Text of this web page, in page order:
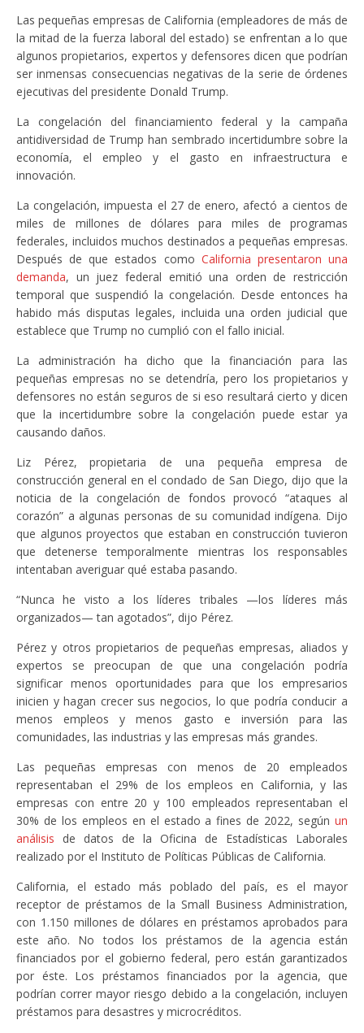
Las pequeñas empresas de California (empleadores de más de
la mitad de la fuerza laboral del estado) se enfrentan a lo que
algunos propietarios, expertos y defensores dicen que podrían
ser inmensas consecuencias negativas de la serie de órdenes
ejecutivas del presidente Donald Trump.
La congelación del financiamiento federal y la campaña
antidiversidad de Trump han sembrado incertidumbre sobre la
economía, el empleo y el gasto en infraestructura e
innovación.
La congelación, impuesta el 27 de enero, afectó a cientos de
miles de millones de dólares para miles de programas
federales, incluidos muchos destinados a pequeñas empresas.
Después de que estados como California presentaron una
demanda, un juez federal emitió una orden de restricción
temporal que suspendió la congelación. Desde entonces ha
habido más disputas legales, incluida una orden judicial que
establece que Trump no cumplió con el fallo inicial.
La administración ha dicho que la financiación para las
pequeñas empresas no se detendría, pero los propietarios y
defensores no están seguros de si eso resultará cierto y dicen
que la incertidumbre sobre la congelación puede estar ya
causando daños.
Liz Pérez, propietaria de una pequeña empresa de
construcción general en el condado de San Diego, dijo que la
noticia de la congelación de fondos provocó “ataques al
corazón” a algunas personas de su comunidad indígena. Dijo
que algunos proyectos que estaban en construcción tuvieron
que detenerse temporalmente mientras los responsables
intentaban averiguar qué estaba pasando.
“Nunca he visto a los líderes tribales —los líderes más
organizados— tan agotados”, dijo Pérez.
Pérez y otros propietarios de pequeñas empresas, aliados y
expertos se preocupan de que una congelación podría
significar menos oportunidades para que los empresarios
inicien y hagan crecer sus negocios, lo que podría conducir a
menos empleos y menos gasto e inversión para las
comunidades, las industrias y las empresas más grandes.
Las pequeñas empresas con menos de 20 empleados
representaban el 29% de los empleos en California, y las
empresas con entre 20 y 100 empleados representaban el
30% de los empleos en el estado a fines de 2022, según un
análisis de datos de la Oficina de Estadísticas Laborales
realizado por el Instituto de Políticas Públicas de California.
California, el estado más poblado del país, es el mayor
receptor de préstamos de la Small Business Administration,
con 1.150 millones de dólares en préstamos aprobados para
este año. No todos los préstamos de la agencia están
financiados por el gobierno federal, pero están garantizados
por éste. Los préstamos financiados por la agencia, que
podrían correr mayor riesgo debido a la congelación, incluyen
préstamos para desastres y microcréditos.